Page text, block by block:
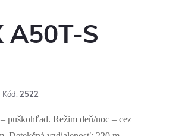
A50T-S
Kód: 2522
Režim deň/noc – cez